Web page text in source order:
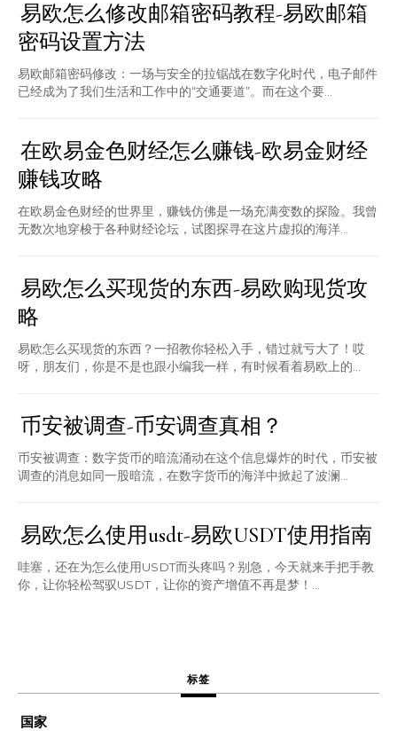
易欧怎么修改邮箱密码教程-易欧邮箱
密码设置方法
易欧邮箱密码修改：一场与安全的拉锯战在数字化时代，电子邮件
已经成为了我们生活和工作中的“交通要道”。而在这个要...
在欧易金色财经怎么赚钱-欧易金财经
赚钱攻略
在欧易金色财经的世界里，赚钱仿佛是一场充满变数的探险。我曾
无数次地穿梭于各种财经论坛，试图探寻在这片虚拟的海洋...
易欧怎么买现货的东西-易欧购现货攻
略
易欧怎么买现货的东西？一招教你轻松入手，错过就亏大了！哎
呀，朋友们，你是不是也跟小编我一样，有时候看着易欧上的...
币安被调查-币安调查真相？
币安被调查：数字货币的暗流涌动在这个信息爆炸的时代，币安被
调查的消息如同一股暗流，在数字货币的海洋中掀起了波澜...
易欧怎么使用usdt-易欧USDT使用指南
哇塞，还在为怎么使用USDT而头疼吗？别急，今天就来手把手教
你，让你轻松驾驭USDT，让你的资产增值不再是梦！...
标签
国家